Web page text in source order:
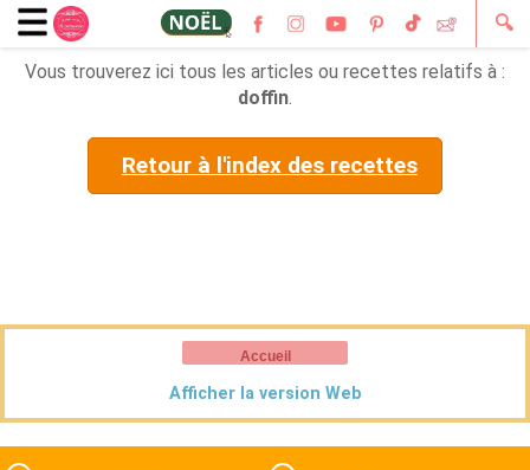
🔍
Vous trouverez ici tous les articles ou recettes relatifs à :
doffin
Retour à l'index des recettes
Accueil
Afficher la version Web